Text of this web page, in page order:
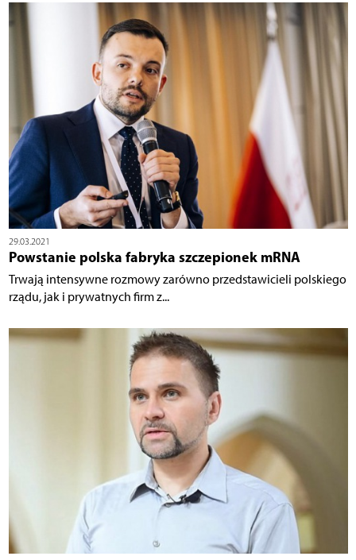
29.03.2021
Powstanie polska fabryka szczepionek mRNA
Trwają intensywne rozmowy zarówno przedstawicieli polskiego
rządu, jak i prywatnych firm z...